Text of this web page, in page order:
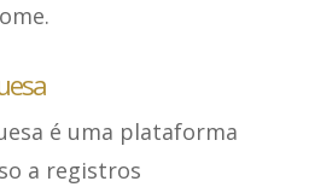
é uma plataforma
a registros